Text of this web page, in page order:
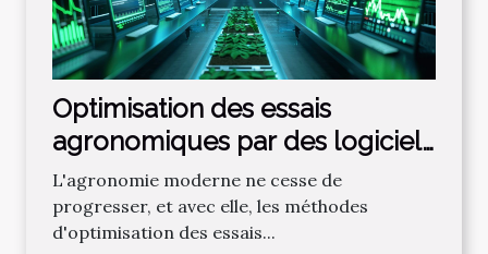
Optimisation des essais
agronomiques par des logiciels
de gestion et analyse
L'agronomie moderne ne cesse de
progresser, et avec elle, les méthodes
d'optimisation des essais...